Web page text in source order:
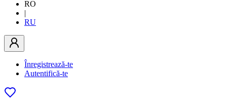
RO
|
RU
Înregistrează-te
Autentifică-te